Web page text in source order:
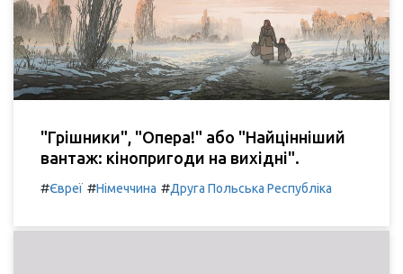
"Грішники", "Опера!" або "Найцінніший
вантаж: кінопригоди на вихідні".
#Євреї #Німеччина #Друга Польська Республіка